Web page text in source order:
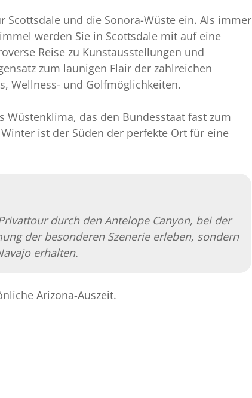
Scottsdale und die Sonora-Wüste ein. Als immer
werden Sie in Scottsdale mit auf eine
Reise zu Kunstausstellungen und
zum launigen Flair der zahlreichen
Wellness- und Golfmöglichkeiten.
Wüstenklima, das den Bundesstaat fast zum
ist der Süden der perfekte Ort für eine
durch den Antelope Canyon, bei der
der besonderen Szenerie erleben, sondern
erhalten.
Arizona-Auszeit.